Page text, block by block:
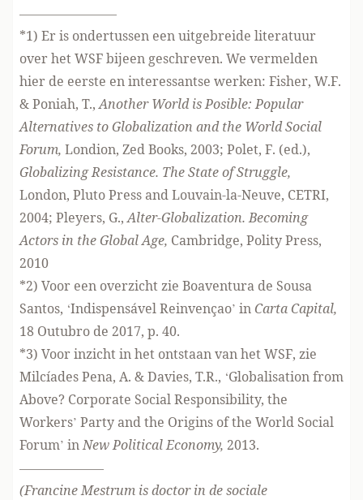
———————–
*1) Er is ondertussen een uitgebreide literatuur
over het WSF bijeen geschreven. We vermelden
hier de eerste en interessantse werken: Fisher, W.F.
& Poniah, T.,Another World is Posible: Popular
Alternatives to Globalization and the World Social
Forum, Londion, Zed Books, 2003; Polet, F. (ed.),
Globalizing Resistance. The State of Struggle,
London, Pluto Press and Louvain-la-Neuve, CETRI,
2004; Pleyers, G.,Alter-Globalization. Becoming
Actors in the Global Age, Cambridge, Polity Press,
2010
*2) Voor een overzicht zie Boaventura de Sousa
Santos, ‘Indispensável Reinvençao’ in Carta Capital,
18 Outubro de 2017, p. 40.
*3) Voor inzicht in het ontstaan van het WSF, zie
Milcíades Pena, A. & Davies, T.R., ‘Globalisation from
Above? Corporate Social Responsibility, the
Workers’ Party and the Origins of the World Social
Forum’ inNew Political Economy, 2013.
——————–
(Francine Mestrum is doctor in de sociale